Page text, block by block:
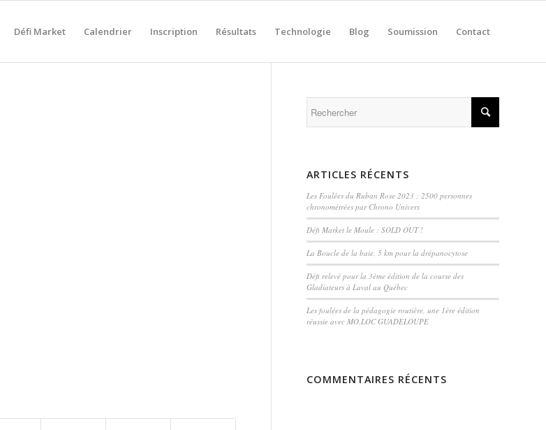
Défi Market Calendrier Inscription Résultats Technologie Blog Soumission Contact
ARTICLES RÉCENTS
Les Foulées du Ruban Rose 2023 : 2500 personnes
chronométrées par Chrono Univers
Défi Market le Moule : SOLD OUT !
La Boucle de la baie, 5 km pour la drépanocytose
Défi relevé pour la 3ème édition de la course des
Gladiateurs à Laval au Québec
Les foulées de la pédagogie routière, une 1ère édition
réussie avec MO.LOC GUADELOUPE
COMMENTAIRES RÉCENTS